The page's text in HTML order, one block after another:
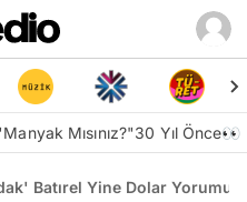
Mısınız?"30 Yıl Önce👀
Batırel Yine Dolar Yorumu